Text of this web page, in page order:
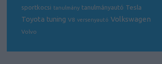
sportkocsi tanulmány tanulmányautó Tesla
Toyota tuning V8 versenyautó Volkswagen
Volvo